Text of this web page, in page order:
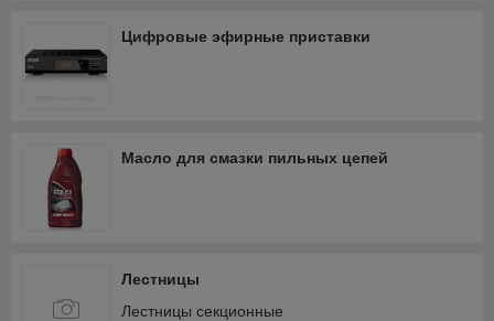
Цифровые эфирные приставки
Масло для смазки пильных цепей
Лестницы
Лестницы секционные